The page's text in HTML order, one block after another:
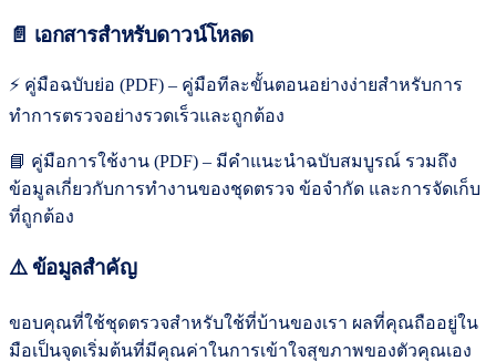
📄 เอกสารสำหรับดาวน์โหลด
⚡ คู่มือฉบับย่อ (PDF) – คู่มือทีละขั้นตอนอย่างง่ายสำหรับการ
ทำการตรวจอย่างรวดเร็วและถูกต้อง
📘 คู่มือการใช้งาน (PDF) – มีคำแนะนำฉบับสมบูรณ์ รวมถึง
ข้อมูลเกี่ยวกับการทำงานของชุดตรวจ ข้อจำกัด และการจัดเก็บ
ที่ถูกต้อง
⚠️ ข้อมูลสำคัญ
ขอบคุณที่ใช้ชุดตรวจสำหรับใช้ที่บ้านของเรา ผลที่คุณถืออยู่ใน
มือเป็นจุดเริ่มต้นที่มีคุณค่าในการเข้าใจสุขภาพของตัวคุณเอง